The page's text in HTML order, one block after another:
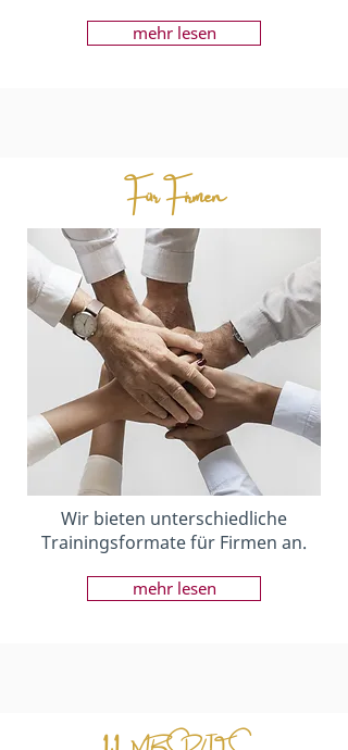
mehr lesen
Für Firmen
Wir bieten unterschiedliche
Trainingsformate für Firmen an.
mehr lesen